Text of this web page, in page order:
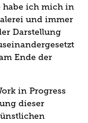
habe ich mich in
und immer
Darstellung
Ende der
in Progress
dieser